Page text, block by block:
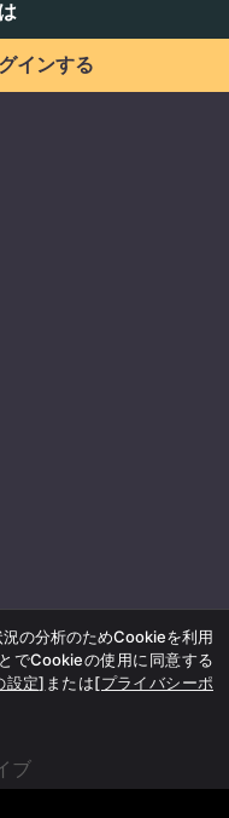
インする
ブ
の分析のためCookieを利用
でCookieの使用に同意する
設定] または[プライバシーポ